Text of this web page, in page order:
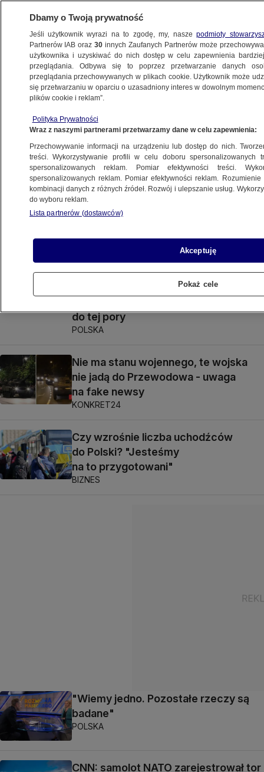
UKRAINA
"Większość członków stanowczo
potępiła wojnę w Ukrainie"
ŚWIAT
"Nieważne, kto wystrzelił. Winna jest
Rosja"
POLSKA
припинення вогню, щоб виграти час
do tej pory
POLSKA
Nie ma stanu wojennego, te wojska
nie jadą do Przewodowa - uwaga
na fake newsy
KONKRET24
Czy wzrośnie liczba uchodźców
do Polski? "Jesteśmy
na to przygotowani"
BIZNES
"Wiemy jedno. Pozostałe rzeczy są
badane"
POLSKA
CNN: samolot NATO zarejestrował tor
Dbamy o Twoją prywatność
Jeśli użytkownik wyrazi na to zgodę, my, naszepodmioty
Partnerów IAB oraz30 innych Zaufanych Partnerów może
użytkownika i uzyskiwać do nich dostęp w celu zapewnienia
przeglądania. Odbywa się to poprzez przetwarzanie danych
przeglądania przechowywanych w plikach cookie. Użytkownik może
się przetwarzaniu w oparciu o uzasadniony interes w dowolnym
plików cookie i reklam”.
Polityka Prywatności
Wraz z naszymi partnerami przetwarzamy dane w celu zapewnienia:
Przechowywanie informacji na urządzeniu lub dostęp do nich.
treści. Wykorzystywanie profili w celu doboru spersonalizowanych
spersonalizowanych reklam. Pomiar efektywności treści.
spersonalizowanych reklam. Pomiar efektywności reklam.
kombinacji danych z różnych źródeł. Rozwój i ulepszanie usług.
do wyboru reklam.
Lista partnerów (dostawców)
Akceptuję
Pokaż cele